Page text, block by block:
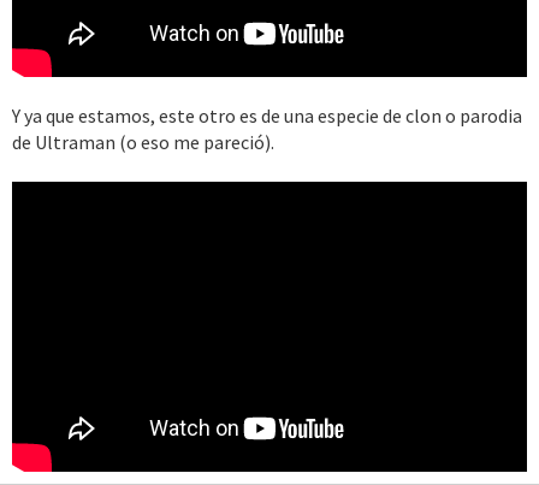
Y ya que estamos, este otro es de una especie de clon o parodia
de Ultraman (o eso me pareció).